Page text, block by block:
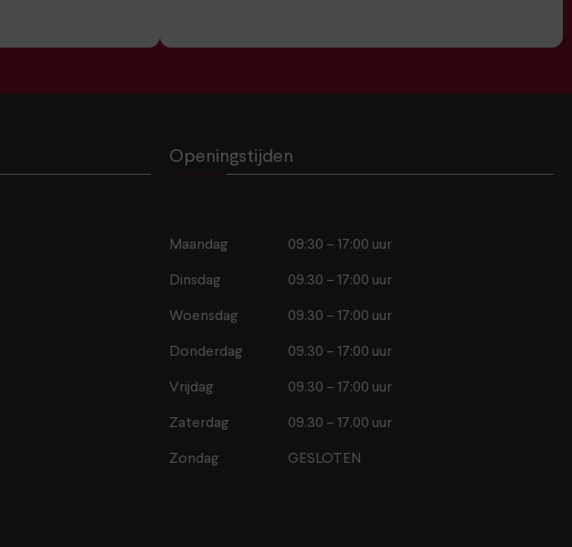
Openingstijden
Maandag 09:30 – 17:00 uur
Dinsdag 09.30 – 17:00 uur
Woensdag 09.30 – 17:00 uur
Donderdag 09.30 – 17:00 uur
Vrijdag 09.30 – 17:00 uur
Zaterdag 09.30 – 17.00 uur
Zondag GESLOTEN